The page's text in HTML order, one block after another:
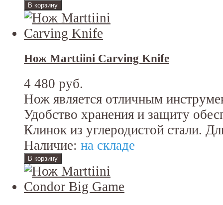
Нож Marttiini Carving Knife
4 480 руб.
Нож является отличным
Удобство хранения и защиту
Клинок из углеродистой стали.
Наличие: на складе